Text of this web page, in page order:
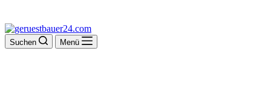
Suchen Menü